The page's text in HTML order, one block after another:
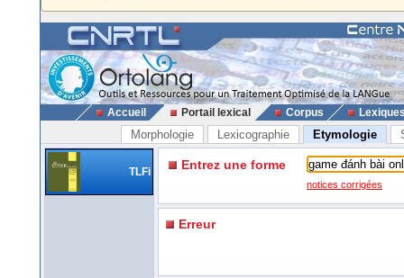
Accueil Portail lexical Corpus
Morphologie Lexicographie Etymologie
TLFi Entrez une forme
notices corrigées
Erreur